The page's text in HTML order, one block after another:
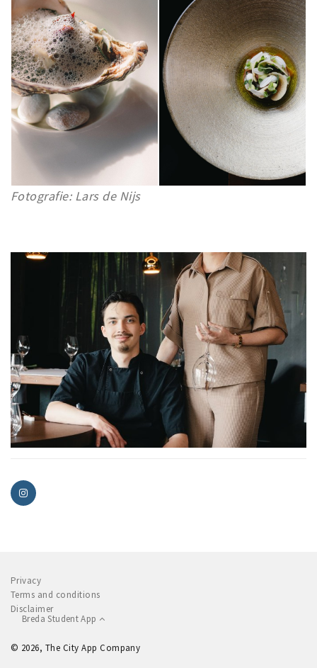
Fotografie: Lars de Nijs
Privacy
Terms and conditions
Disclaimer
Breda Student App
© 2026, The City App Company